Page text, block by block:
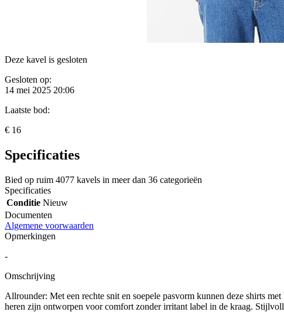
Deze kavel is gesloten
Gesloten op:
14 mei 2025 20:06
Laatste bod:
€ 16
Specificaties
Bied op ruim 4077 kavels in meer dan 36 categorieën
Specificaties
Conditie Nieuw
Documenten
Algemene voorwaarden
Opmerkingen
-
Omschrijving
Allrounder: Met een rechte snit en soepele pasvorm kunnen deze shirts
heren zijn ontworpen voor comfort zonder irritant label in de kraag.